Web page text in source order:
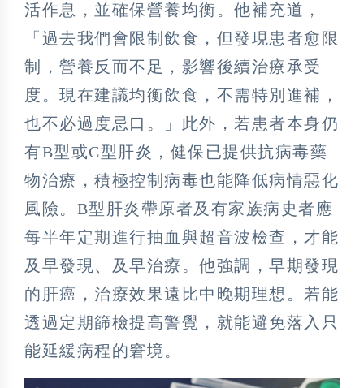
活作息，並確保營養均衡。他補充道，
「過去我們會限制飲食，但發現患者愈限
制，營養反而不足，影響後續治療承受
度。現在建議均衡飲食，不需特別進補，
也不必過度忌口。」此外，若患者本身仍
有B型或C型肝炎，健保已提供抗病毒藥
物治療，積極控制病毒也能降低病情惡化
風險。B型肝炎帶原者及有家族病史者應
每半年定期進行抽血與超音波檢查，才能
及早發現、及早治療。他強調，早期發現
的肝癌，治療效果遠比中晚期理想。若能
透過定期篩檢提高警覺，就能避免落入只
能延緩病程的窘境。